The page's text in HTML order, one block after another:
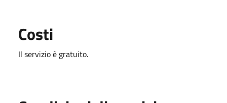
Costi
Il servizio è gratuito.